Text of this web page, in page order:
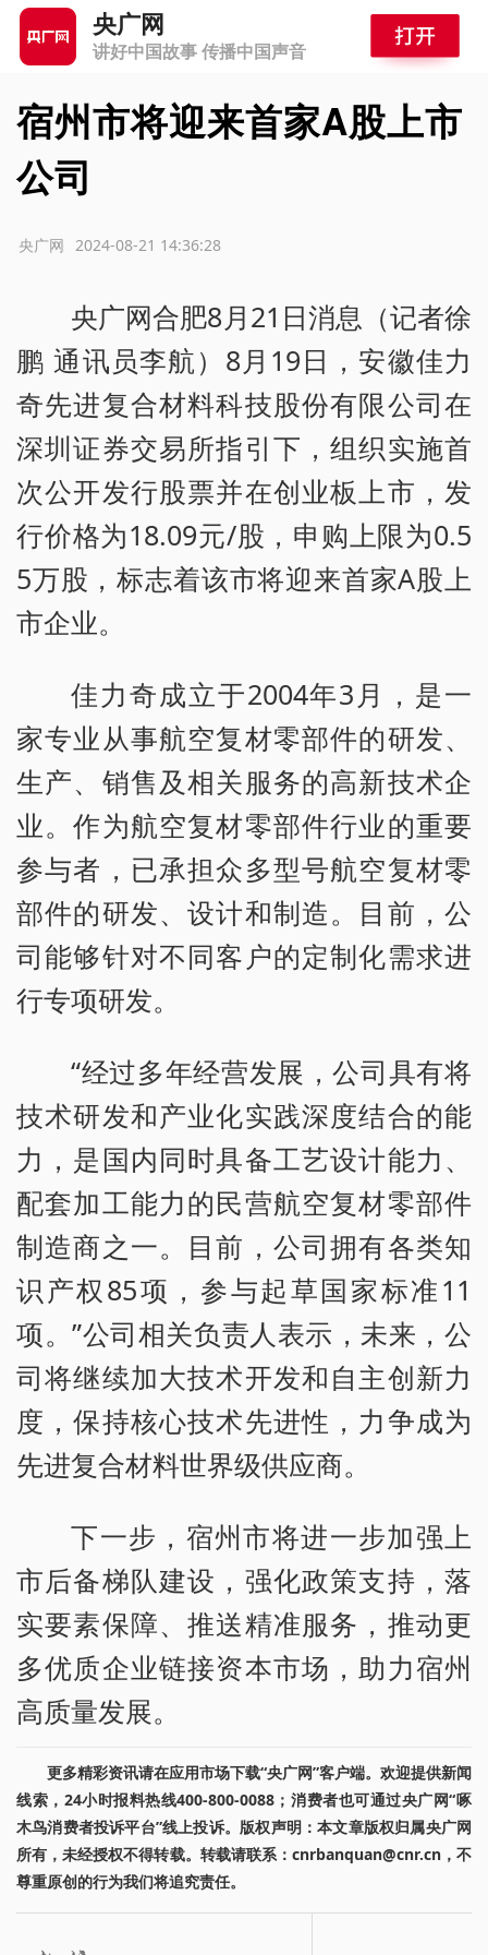
央广网
讲好中国故事 传播中国声音
宿州市将迎来首家A股上市
公司
2024-08-21 14:36:28
央广网
央广网合肥8月21日消息（记者徐
鹏 通讯员李航）8月19日，安徽佳力
奇先进复合材料科技股份有限公司在
深圳证券交易所指引下，组织实施首
次公开发行股票并在创业板上市，发
行价格为18.09元/股，申购上限为0.5
5万股，标志着该市将迎来首家A股上
市企业。
佳力奇成立于2004年3月，是一
家专业从事航空复材零部件的研发、
生产、销售及相关服务的高新技术企
业。作为航空复材零部件行业的重要
参与者，已承担众多型号航空复材零
部件的研发、设计和制造。目前，公
司能够针对不同客户的定制化需求进
行专项研发。
“经过多年经营发展，公司具有将
技术研发和产业化实践深度结合的能
力，是国内同时具备工艺设计能力、
配套加工能力的民营航空复材零部件
制造商之一。目前，公司拥有各类知
识产权85项，参与起草国家标准11
项。”公司相关负责人表示，未来，公
司将继续加大技术开发和自主创新力
度，保持核心技术先进性，力争成为
先进复合材料世界级供应商。
下一步，宿州市将进一步加强上
市后备梯队建设，强化政策支持，落
实要素保障、推送精准服务，推动更
多优质企业链接资本市场，助力宿州
高质量发展。
更多精彩资讯请在应用市场下载“央广网”客户端。欢迎提供新闻
线索，24小时报料热线400-800-0088；消费者也可通过央广网“啄
木鸟消费者投诉平台”线上投诉。版权声明：本文章版权归属央广网
所有，未经授权不得转载。转载请联系：cnrbanquan@cnr.cn，不
尊重原创的行为我们将追究责任。